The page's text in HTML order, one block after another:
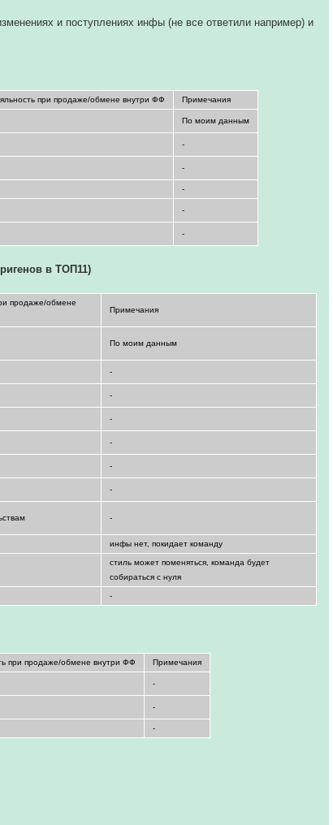
и поступлениях инфы (не все ответили например) и
при продаже/обмене внутри ФФ Примечания
По моим данным
-
-
-
-
-
в ТОП11)
продаже/обмене
Примечания
По моим данным
-
-
-
-
-
-
-
инфы нет, покидает команду
стиль может поменяться, команда будет
собираться с нуля
-
при продаже/обмене внутри ФФ Примечания
-
-
-